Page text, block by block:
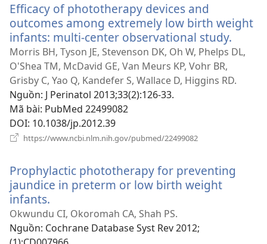
mới)
Efficacy of phototherapy devices and
outcomes among extremely low birth weight
infants: multi-center observational study.
cửa
mới)
Morris BH, Tyson JE, Stevenson DK, Oh W, Phelps DL,
O'Shea TM, McDavid GE, Van Meurs KP, Vohr BR,
Grisby C, Yao Q, Kandefer S, Wallace D, Higgins RD.
Nguồn‎: J Perinatol 2013;33(2):126-33.
Mã bài‎: PubMed 22499082
DOI‎: 10.1038/jp.2012.39
https://www.ncbi.nlm.nih.gov/pubmed/22499082
mới)
Prophylactic phototherapy for preventing
jaundice in preterm or low birth weight
infants.
cửa
sổ
Okwundu CI, Okoromah CA, Shah PS.
Nguồn‎: Cochrane Database Syst Rev 2012;